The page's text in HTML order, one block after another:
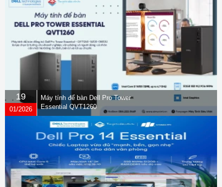
19
01/2026
Máy tính để bàn Dell Pro Tower
Essential QVT1260